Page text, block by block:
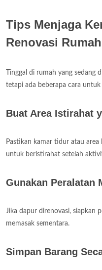
Tips Menjaga
Renovasi Rumah
Tinggal di rumah yang sedang
tetapi ada beberapa cara
Buat Area Istirahat
Pastikan kamar tidur atau
untuk beristirahat setelah
Gunakan Peralatan
Jika dapur direnovasi, siapkan
memasak sementara.
Simpan Barang